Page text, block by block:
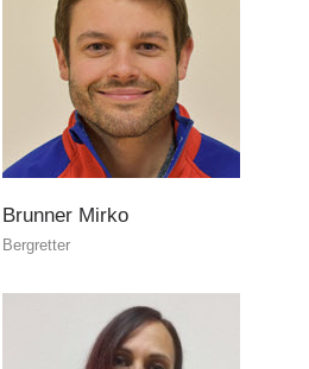
Aktuell
Brunner Mirko
Bergretter